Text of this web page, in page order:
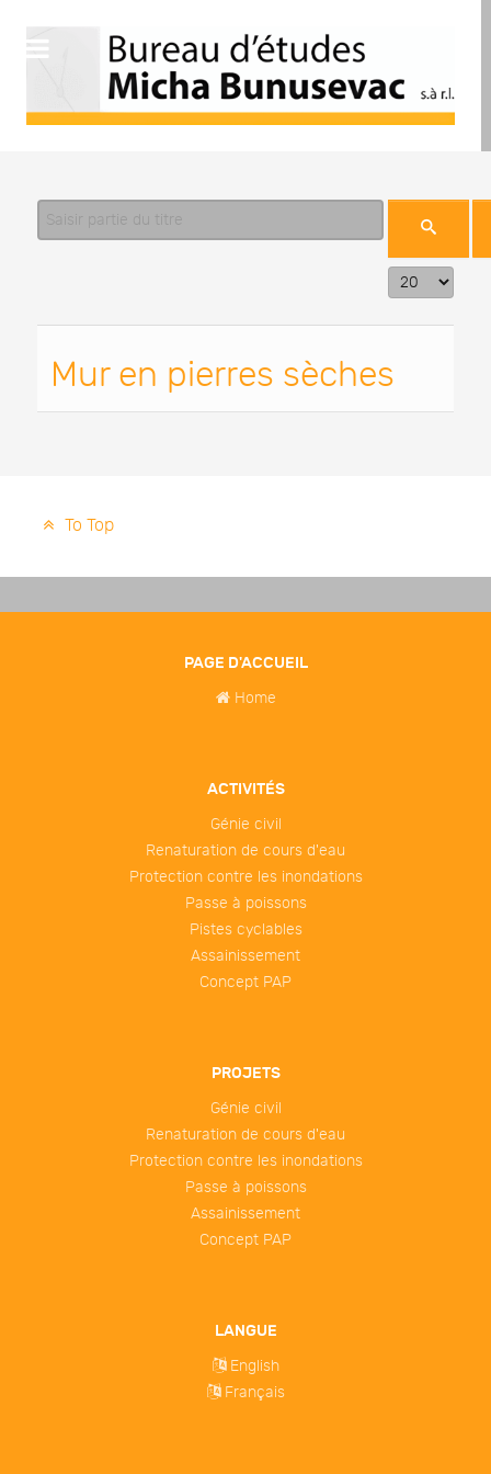
Saisir partie du titre
Affichage #
Mur en pierres sèches
To Top
PAGE D'ACCUEIL
Home
ACTIVITÉS
Génie civil
Renaturation de cours d'eau
Protection contre les inondations
Passe à poissons
Pistes cyclables
Assainissement
Concept PAP
PROJETS
Génie civil
Renaturation de cours d'eau
Protection contre les inondations
Passe à poissons
Assainissement
Concept PAP
LANGUE
English
Français